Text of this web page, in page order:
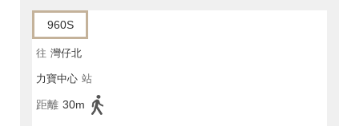
960S
往 灣仔北
力寶中心 站
距離 30m